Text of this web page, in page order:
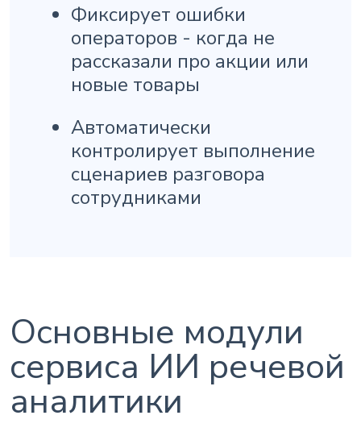
Фиксирует ошибки
операторов - когда не
рассказали про акции или
новые товары
Автоматически
контролирует выполнение
сценариев разговора
сотрудниками
Основные модули
сервиса ИИ речевой
аналитики